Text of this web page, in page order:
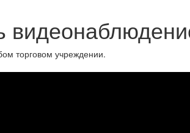
торговом учреждении.